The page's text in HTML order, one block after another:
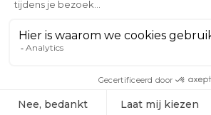
© 2026 XLG . Alle rechten voorbehouden.
Privacybeleid